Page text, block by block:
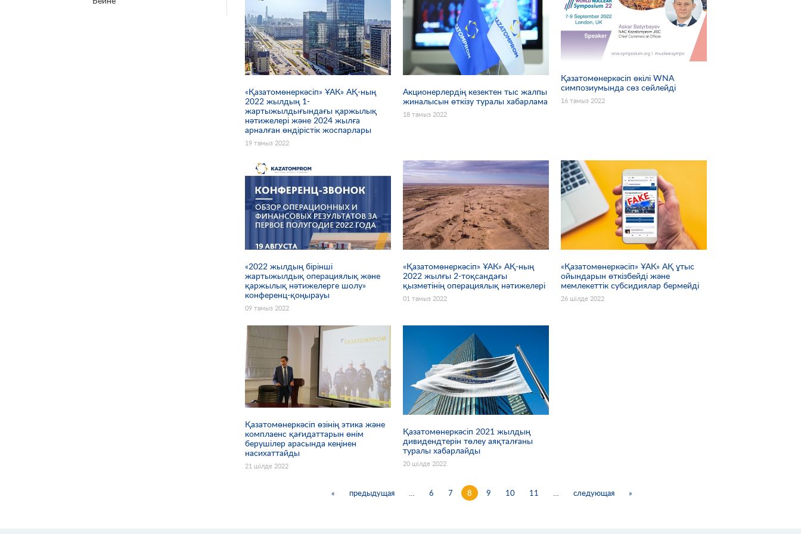
«Қазатомөнеркәсіп» ҰАК» АҚ-ның
2022 жылдың 1-
жартыжылдығындағы қаржылық
нәтижелері және 2024 жылға
арналған өндірістік жоспарлары
19 тамыз 2022
Акционерлердің кезектен тыс жалпы
жиналысын өткізу туралы хабарлама
18 тамыз 2022
Қазатомөнеркәсіп өкілі WNA
симпозиумында сөз сөйлейді
16 тамыз 2022
«2022 жылдың бірінші
жартыжылдық операциялық және
қаржылық нәтижелерге шолу»
конференц-қоңырауы
09 тамыз 2022
«Қазатомөнеркәсіп» ҰАК» АҚ-ның
2022 жылғы 2-тоқсандағы
қызметінің операциялық нәтижелері
01 тамыз 2022
«Қазатомөнеркәсіп» ҰАК» АҚ ұтыс
ойындарын өткізбейді және
мемлекеттік субсидиялар бермейді
26 шілде 2022
Қазатомөнеркәсіп өзінің этика және
комплаенс қағидаттарын өнім
берушілер арасында кеңінен
насихаттайды
21 шілде 2022
Қазатомөнеркәсіп 2021 жылдың
дивидендтерін төлеу аяқталғаны
туралы хабарлайды
20 шілде 2022
Беттер
« предыдущая 6 7 8 9 10 11 следующая »